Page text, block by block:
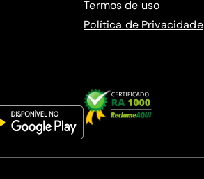
Termos de uso
Política de Privacidade